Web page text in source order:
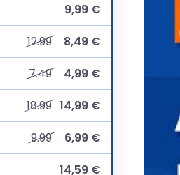
9,99 €
12.99
8,49 €
7.49
4,99 €
18.99 14,99 €
9.99
6,99 €
14,59 €